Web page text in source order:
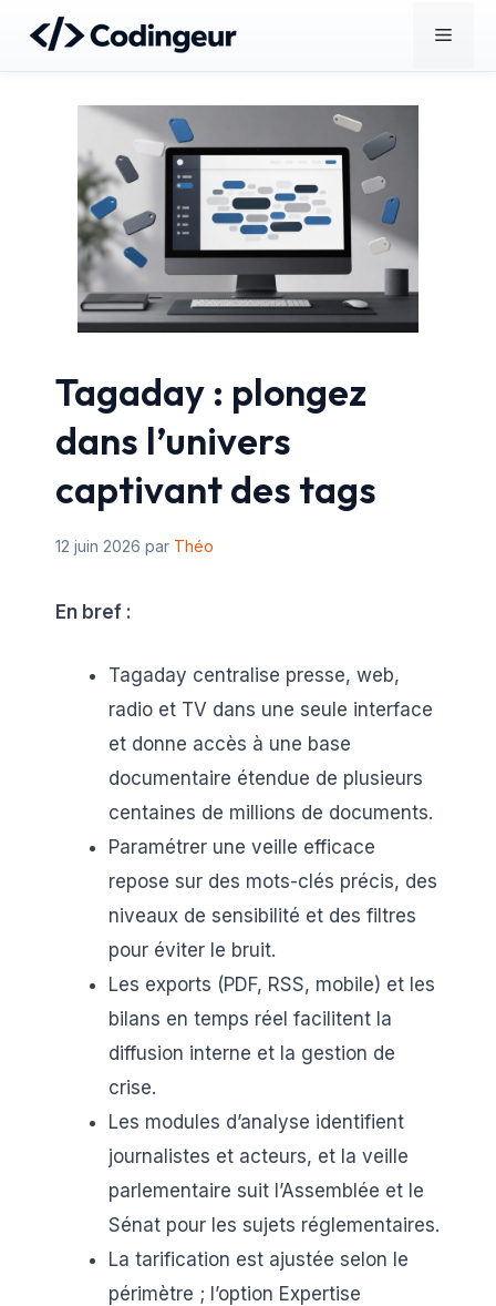
contenu
Menu
Tagaday : plongez
dans l’univers
captivant des tags
12 juin 2026 par Théo
En bref :
Tagaday centralise presse, web,
radio et TV dans une seule interface
et donne accès à une base
documentaire étendue de plusieurs
centaines de millions de documents.
Paramétrer une veille efficace
repose sur des mots-clés précis, des
niveaux de sensibilité et des filtres
pour éviter le bruit.
Les exports (PDF, RSS, mobile) et les
bilans en temps réel facilitent la
diffusion interne et la gestion de
crise.
Les modules d’analyse identifient
journalistes et acteurs, et la veille
parlementaire suit l’Assemblée et le
Sénat pour les sujets réglementaires.
La tarification est ajustée selon le
périmètre ; l’option Expertise